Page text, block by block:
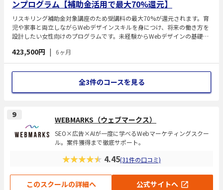
ンプログラム【補助金活用で最大70%還元】
リスキリング補助金対象講座のため受講料の最大70%が還元されます。育
児や家事と両立しながらWebデザインスキルを身につけ、将来の働き方を
設計したい女性向けのプログラムです。未経験からWebデザインの基礎を
イン講座を通じて自己分析やライフスタイルに合わせた働き方の整理を行
い、自分に合ったキャリアの方向性を明確にします。学習とキャリア設計
を同時に進められる点が特徴です。
423,500円 | 6ヶ月
全3件のコースを見る
9 WEBMARKS（ウェブマークス）
SEO×広告×AIが一度に学べるWebマーケティングスクー
ル。案件獲得まで徹底サポート。
★★★★★ 4.45(31件の口コミ)
このスクールの詳細へ 公式サイトへ